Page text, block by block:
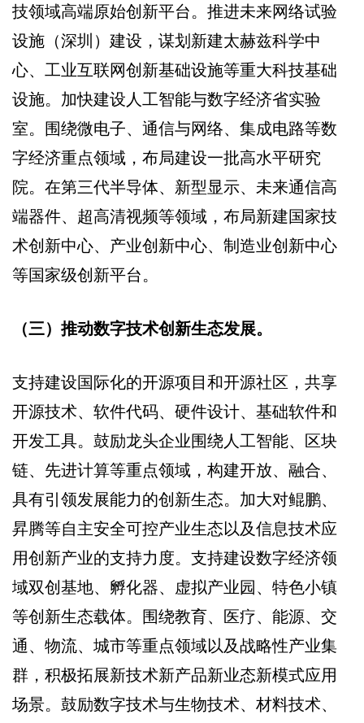
技领域高端原始创新平台。推进未来网络试验
设施（深圳）建设，谋划新建太赫兹科学中
心、工业互联网创新基础设施等重大科技基础
设施。加快建设人工智能与数字经济省实验
室。围绕微电子、通信与网络、集成电路等数
字经济重点领域，布局建设一批高水平研究
院。在第三代半导体、新型显示、未来通信高
端器件、超高清视频等领域，布局新建国家技
术创新中心、产业创新中心、制造业创新中心
等国家级创新平台。
（三）推动数字技术创新生态发展。
支持建设国际化的开源项目和开源社区，共享
开源技术、软件代码、硬件设计、基础软件和
开发工具。鼓励龙头企业围绕人工智能、区块
链、先进计算等重点领域，构建开放、融合、
具有引领发展能力的创新生态。加大对鲲鹏、
昇腾等自主安全可控产业生态以及信息技术应
用创新产业的支持力度。支持建设数字经济领
域双创基地、孵化器、虚拟产业园、特色小镇
等创新生态载体。围绕教育、医疗、能源、交
通、物流、城市等重点领域以及战略性产业集
群，积极拓展新技术新产品新业态新模式应用
场景。鼓励数字技术与生物技术、材料技术、